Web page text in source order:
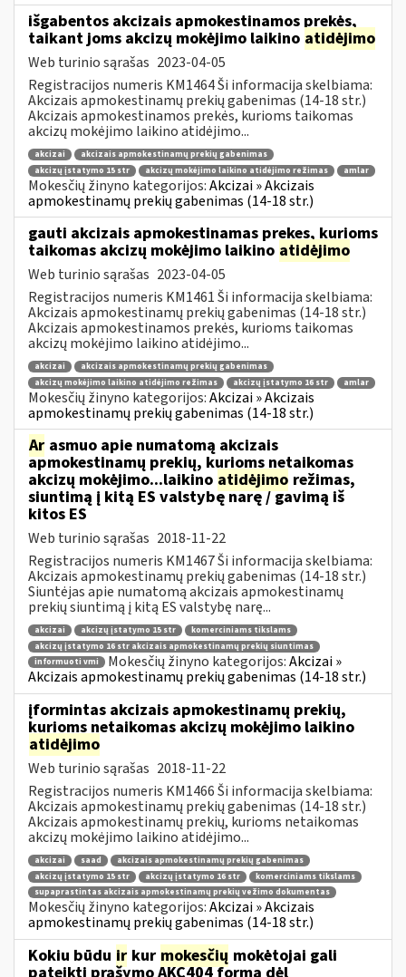
išgabentos akcizais apmokestinamos prekės,
taikant joms akcizų mokėjimo laikino atidėjimo
Web turinio sąrašas 2023-04-05
Registracijos numeris KM1464 Ši informacija skelbiama:
Akcizais apmokestinamų prekių gabenimas (14-18 str.)
Akcizais apmokestinamos prekės, kurioms taikomas
akcizų mokėjimo laikino atidėjimo...
akcizai
akcizais apmokestinamų prekių gabenimas
akcizų įstatymo 15 str
akcizų mokėjimo laikino atidėjimo režimas amlar
Mokesčių žinyno kategorijos:Akcizai » Akcizais
apmokestinamų prekių gabenimas (14-18 str.)
gauti akcizais apmokestinamas prekes, kurioms
taikomas akcizų mokėjimo laikino atidėjimo
Web turinio sąrašas 2023-04-05
Registracijos numeris KM1461 Ši informacija skelbiama:
Akcizais apmokestinamų prekių gabenimas (14-18 str.)
Akcizais apmokestinamos prekės, kurioms taikomas
akcizų mokėjimo laikino atidėjimo...
akcizai
akcizais apmokestinamų prekių gabenimas
akcizų mokėjimo laikino atidėjimo režimas
akcizų įstatymo 16 str amlar
Mokesčių žinyno kategorijos:Akcizai » Akcizais
apmokestinamų prekių gabenimas (14-18 str.)
Ar asmuo apie numatomą akcizais
apmokestinamų prekių, kurioms netaikomas
akcizų mokėjimo...laikino atidėjimo režimas,
siuntimą į kitą ES valstybę narę / gavimą iš
kitos ES
Web turinio sąrašas 2018-11-22
Registracijos numeris KM1467 Ši informacija skelbiama:
Akcizais apmokestinamų prekių gabenimas (14-18 str.)
Siuntėjas apie numatomą akcizais apmokestinamų
prekių siuntimą į kitą ES valstybę narę...
akcizai akcizų įstatymo 15 str
komerciniams tikslams
akcizų įstatymo 16 str akcizais apmokestinamų prekių siuntimas
informuoti vmi
Mokesčių žinyno kategorijos:Akcizai »
Akcizais apmokestinamų prekių gabenimas (14-18 str.)
įformintas akcizais apmokestinamų prekių,
kurioms netaikomas akcizų mokėjimo laikino
atidėjimo
Web turinio sąrašas 2018-11-22
Registracijos numeris KM1466 Ši informacija skelbiama:
Akcizais apmokestinamų prekių gabenimas (14-18 str.)
Akcizais apmokestinamų prekių, kurioms netaikomas
akcizų mokėjimo laikino atidėjimo...
akcizai saad
akcizais apmokestinamų prekių gabenimas
akcizų įstatymo 15 str
akcizų įstatymo 16 str
komerciniams tikslams
supaprastintas akcizais apmokestinamų prekių vežimo dokumentas
Mokesčių žinyno kategorijos:Akcizai » Akcizais
apmokestinamų prekių gabenimas (14-18 str.)
Kokiu būdu ir kur mokesčių mokėtojai gali
pateikti prašymo AKC404 formą dėl